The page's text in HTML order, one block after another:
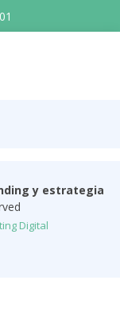
y estrategia
Digital